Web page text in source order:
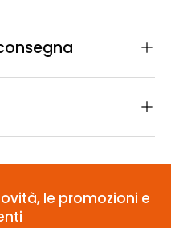
le promozioni e